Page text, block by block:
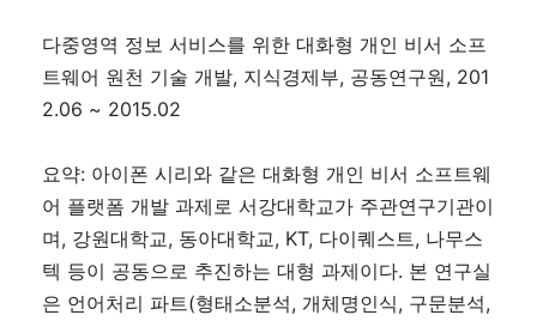
다중영역 정보 서비스를 위한 대화형 개인 비서 소프
트웨어 원천 기술 개발, 지식경제부, 공동연구원, 201
2.06 ~ 2015.02
요약: 아이폰 시리와 같은 대화형 개인 비서 소프트웨
어 플랫폼 개발 과제로 서강대학교가 주관연구기관이
며, 강원대학교, 동아대학교, KT, 다이퀘스트, 나무스
텍 등이 공동으로 추진하는 대형 과제이다. 본 연구실
은 언어처리 파트(형태소분석, 개체명인식, 구문분석,